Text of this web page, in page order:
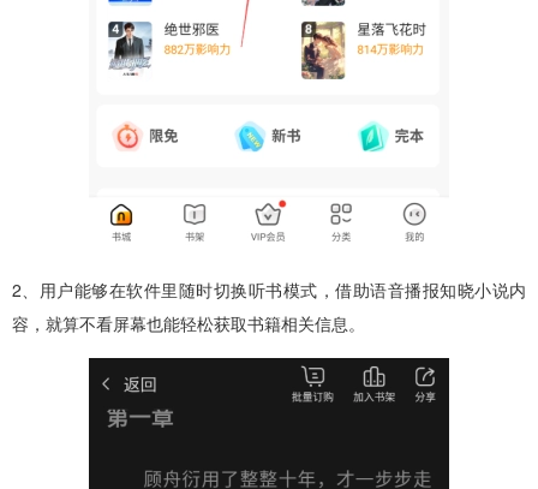
2、用户能够在软件里随时切换听书模式，借助语音播报知晓小说内
容，就算不看屏幕也能轻松获取书籍相关信息。